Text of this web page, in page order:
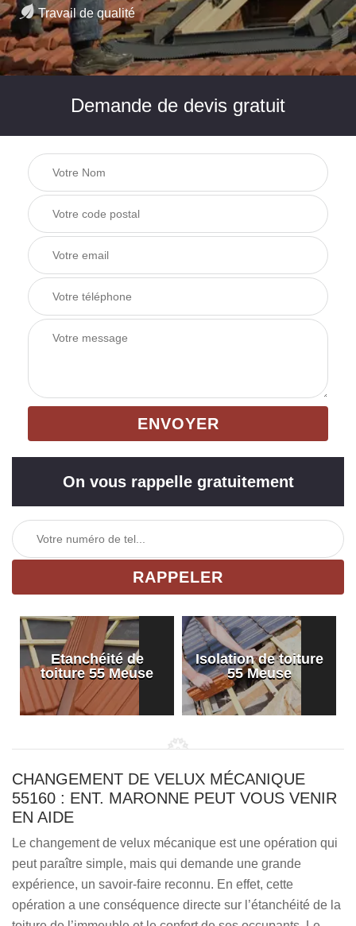
Travail de qualité
Demande de devis gratuit
On vous rappelle gratuitement
Etanchéité de
toiture 55 Meuse
Isolation de toiture
55 Meuse
CHANGEMENT DE VELUX MÉCANIQUE
55160 : ENT. MARONNE PEUT VOUS VENIR
EN AIDE
Le changement de velux mécanique est une opération qui
peut paraître simple, mais qui demande une grande
expérience, un savoir-faire reconnu. En effet, cette
opération a une conséquence directe sur l’étanchéité de la